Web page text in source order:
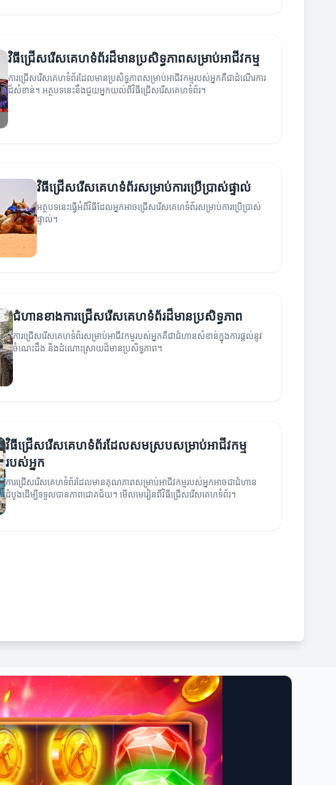
វិធីជ្រើសរើសគេហទំព័រ​ដ៏មានប្រសិទ្ធភាពសម្រាប់អាជីវកម្ម
ការជ្រើសរើសគេហទំព័រដែលមានប្រសិទ្ធភាពសម្រាប់អាជីវកម្មរបស់អ្នកគឺជាដំណើរការ
ដ៏សំខាន់។ អត្ថបទនេះនឹងជួយអ្នកយល់ពីវិធីជ្រើសរើសគេហទំព័រ។
វិធីជ្រើសរើសគេហទំព័រសម្រាប់ការប្រើប្រាស់ផ្ទាល់
អត្ថបទនេះធ្វើអំពីវិធីដែលអ្នកអាចជ្រើសរើសគេហទំព័រសម្រាប់ការប្រើប្រាស់
ផ្ទាល់។
ជំហាន​ខាង​ការជ្រើសរើសគេហទំព័រ​ដ៏មាន​ប្រសិទ្ធភាព
ការជ្រើសរើសគេហទំព័រ​សម្រាប់​អាជីវកម្មរបស់អ្នក​គឺ​ជា​ជំហានសំខាន់ក្នុងការផ្តល់នូវ
ចំណេះដឹង និងដំណោះស្រាយដ៏មានប្រសិទ្ធភាព។
វិធីជ្រើសរើសគេហទំព័រដែលសមស្របសម្រាប់អាជីវកម្ម
របស់អ្នក
ការជ្រើសរើសគេហទំព័រ​ដែលមានគុណភាពសម្រាប់អាជីវកម្មរបស់អ្នកអាចជាជំហាន
ដំបូងដើម្បីទទួលបានភាពជោគជ័យ។ មើលមេរៀនពីវិធីជ្រើសរើសគេហទំព័រ។